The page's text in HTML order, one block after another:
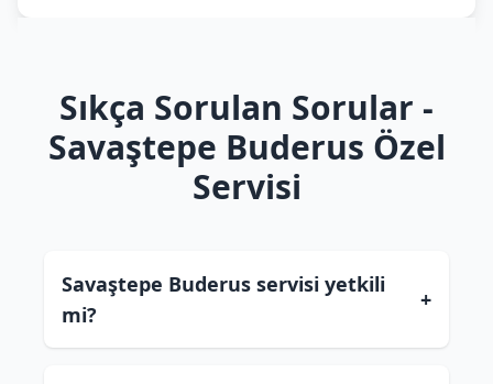
Sıkça Sorulan Sorular -
Savaştepe Buderus Özel
Servisi
Savaştepe Buderus servisi yetkili
mi?
+